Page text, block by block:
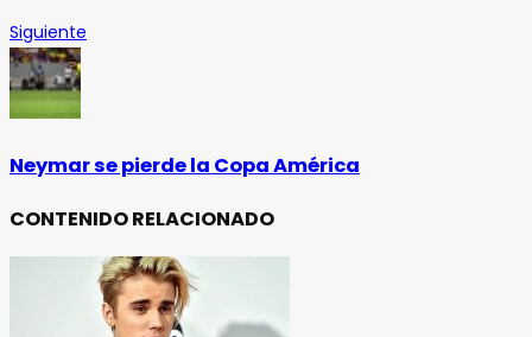
Siguiente
Neymar se pierde la Copa América
CONTENIDO RELACIONADO